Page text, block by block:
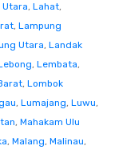
Utara, Lahat,
, Lampung
Utara, Landak
, Lembata,
, Lombok
, Lumajang, Luwu,
, Mahakam Ulu
, Malang, Malinau,